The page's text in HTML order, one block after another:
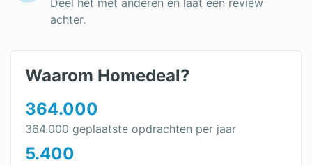
Rolluik overkapping
Inbraakwerende rolluiken
Rolluik bestellen
Rolluiken kopen
achter.
Waarom Homedeal?
364.000
364.000 geplaatste opdrachten per jaar
5.400